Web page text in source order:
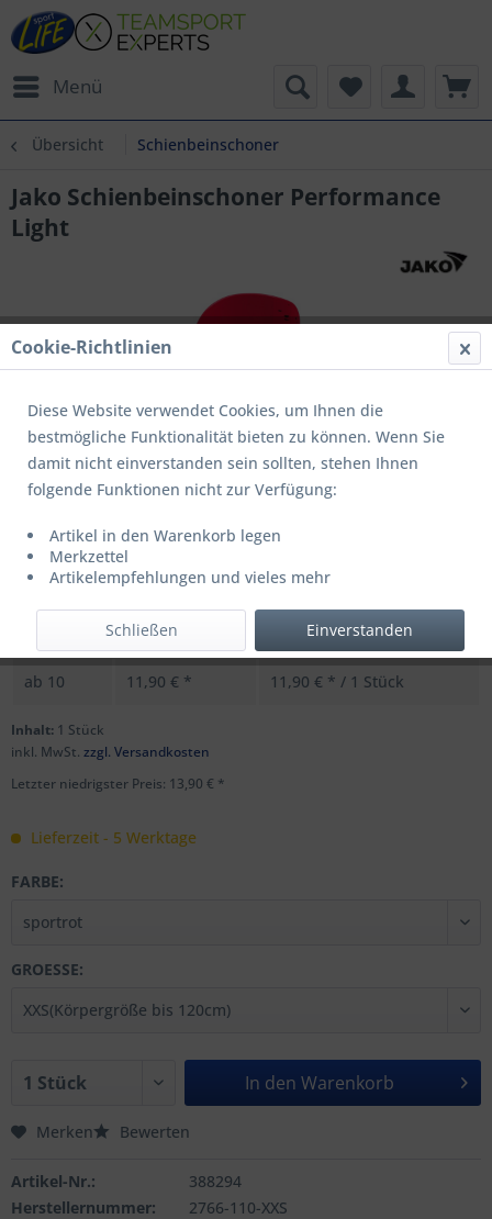
Menü
Übersicht Schienbeinschoner
Jako Schienbeinschoner Performance
Light
UVP: 19,99 € *
Stückpreis
13,90 € * 13,90 € * / 1 Stück
ab 10 11,90 € * 11,90 € * / 1 Stück
Inhalt: 1 Stück
inkl. MwSt. zzgl. Versandkosten
Letzter niedrigster Preis: 13,90 € *
Lieferzeit - 5 Werktage
FARBE:
GROESSE:
In den Warenkorb
Merken Bewerten
Artikel-Nr.:
388294
Herstellernummer:
2766-110-XXS
Cookie-Richtlinien
Diese Website verwendet Cookies, um Ihnen die
bestmögliche Funktionalität bieten zu können. Wenn Sie
damit nicht einverstanden sein sollten, stehen Ihnen
folgende Funktionen nicht zur Verfügung:
Artikel in den Warenkorb legen
Merkzettel
Artikelempfehlungen und vieles mehr
Einverstanden
Schließen